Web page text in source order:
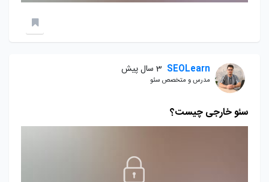
SEOLearn 3 سال پیش
مدرس و متخصص سئو
سئو خارجی چیست؟